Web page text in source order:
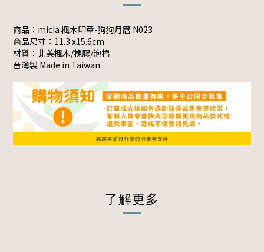
商品：micia 楓木印章-狗狗月曆 N023
商品尺寸：11.3 x15.6cm
材質：北美楓木/橡膠/泡棉
台灣製 Made in Taiwan
了解更多